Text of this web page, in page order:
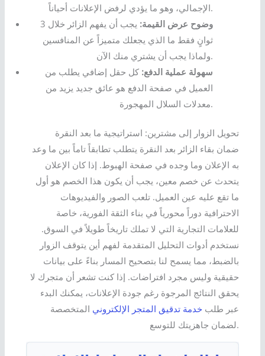
الإجمالي، وهو ما يؤدي لرفض الإعلانات أحياناً.
وضوح عرض القيمة:
يجب أن يفهم الزائر خلال 3
ثوانٍ فقط ما الذي يجعلك متميزاً عن المنافسين
ولماذا يجب أن يشتري منك الآن.
سهولة عملية الدفع: كل حقل إضافي يطلب من
العميل في صفحة الدفع هو عائق جديد يزيد من
معدلات السلال المهجورة.
تحويل الزوار إلى مشترين: استراتيجية ما بعد النقرة
ضمان بقاء الزائر بعد النقرة يتطلب تطابقاً تاماً بين ما وعد
به الإعلان وما وجده في صفحة الهبوط. إذا كان الإعلان
يتحدث عن خصم معين، يجب أن يكون هذا الخصم هو أول
ما تقع عليه عين العميل. تلعب الصور والفيديوهات
الاحترافية دوراً محورياً في بناء الثقة الفورية، خاصة
للعلامات التجارية التي لا تملك تاريخاً طويلاً في السوق.
نستخدم أدوات التحليل المتقدمة لفهم أين يتوقف الزوار
بالضبط، مما يسمح لنا بتصحيح المسار بناءً على بيانات
حقيقية وليس مجرد افتراضات. إذا كنت تشعر أن متجرك لا
يحقق النتائج المرجوة رغم جودة الإعلانات، يمكنك البدء
عبر طلب خدمة تدقيق المتجر الإلكتروني المتخصصة
لضمان جاهزيتك للتوسع.